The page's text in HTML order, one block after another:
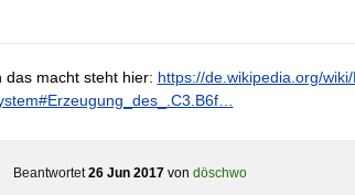
das macht steht hier: https://de.wikipedia.org/wiki/
Beantwortet 26 Jun 2017 von döschwo